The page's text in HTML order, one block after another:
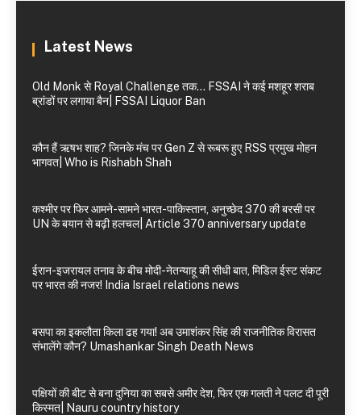
Latest News
Old Monk से Royal Challenge तक… FSSAI ने कई मशहूर शराब
ब्रांडों पर लगाया बैन| FSSAI Liquor Ban
कौन हैं ऋषभ शाह? जिनके मंच पर Gen Z से रूबरू हुए RSS प्रमुख मोहन
भागवत| Who is Rishabh Shah
कश्मीर पर फिर आमने-सामने भारत-पाकिस्तान, अनुच्छेद 370 की बरसी पर
UN के बयान से बढ़ी हलचल| Article 370 anniversary update
ईरान-इजरायल तनाव के बीच मोदी-नेतन्याहू की सीधी बात, मिडिल ईस्ट संकट
पर भारत की नजर! India Israel relations news
बसपा का इकलौता किला ढह गया! अब उमाशंकर सिंह की राजनीतिक विरासत
संभालेंगे कौन? Umashankar Singh Death News
पक्षियों की बीट से बना दुनिया का सबसे अमीर देश, फिर एक गलती ने पलट दी पूरी
किस्मत| Nauru country history